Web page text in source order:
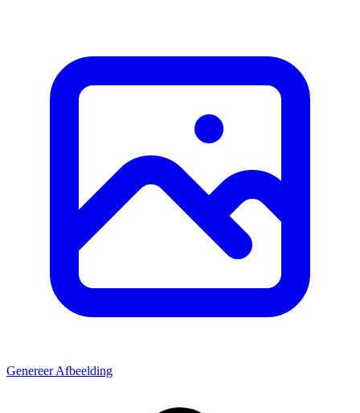
Genereer Afbeelding